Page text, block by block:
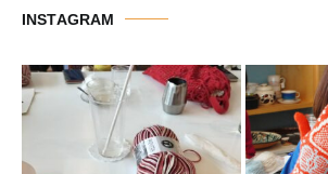
ー
INSTAGRAM